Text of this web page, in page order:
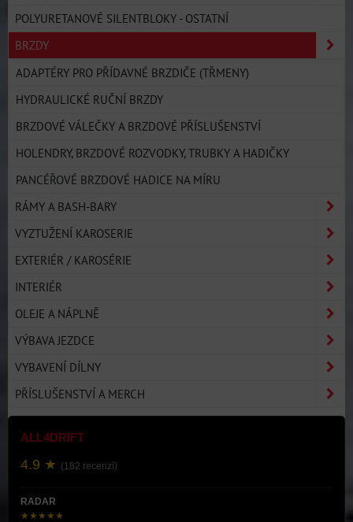
POLYURETANOVÉ SILENTBLOKY - OSTATNÍ
BRZDY
ADAPTÉRY PRO PŘÍDAVNÉ BRZDIČE (TŘMENY)
HYDRAULICKÉ RUČNÍ BRZDY
BRZDOVÉ VÁLEČKY A BRZDOVÉ PŘÍSLUŠENSTVÍ
HOLENDRY, BRZDOVÉ ROZVODKY, TRUBKY A HADIČKY
PANCÉŘOVÉ BRZDOVÉ HADICE NA MÍRU
RÁMY A BASH-BARY
VYZTUŽENÍ KAROSERIE
EXTERIÉR / KAROSÉRIE
INTERIÉR
OLEJE A NÁPLNĚ
VÝBAVA JEZDCE
VYBAVENÍ DÍLNY
PŘÍSLUŠENSTVÍ A MERCH
ALL4DRIFT
4.9 ★ (182 recenzí)
RADAR
★★★★★